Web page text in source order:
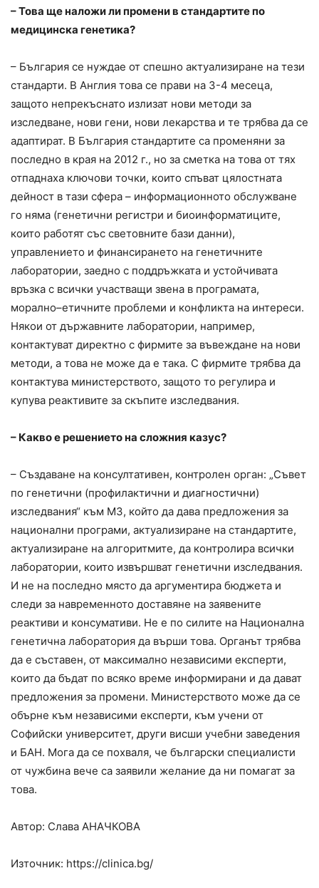
– Това ще наложи ли промени в стандартите по
медицинска генетика?
– България се нуждае от спешно актуализиране на тези
стандарти. В Англия това се прави на 3-4 месеца,
защото непрекъснато излизат нови методи за
изследване, нови гени, нови лекарства и те трябва да се
адаптират. В България стандартите са променяни за
последно в края на 2012 г., но за сметка на това от тях
отпаднаха ключови точки, които спъват цялостната
дейност в тази сфера – информационното обслужване
го няма (генетични регистри и биоинформатиците,
които работят със световните бази данни),
управлението и финансирането на генетичните
лаборатории, заедно с поддръжката и устойчивата
връзка с всички участващи звена в програмата,
морално–етичните проблеми и конфликта на интереси.
Някои от държавните лаборатории, например,
контактуват директно с фирмите за въвеждане на нови
методи, а това не може да е така. С фирмите трябва да
контактува министерството, защото то регулира и
купува реактивите за скъпите изследвания.
– Какво е решението на сложния казус?
– Създаване на консултативен, контролен орган: „Съвет
по генетични (профилактични и диагностични)
изследвания“ към МЗ, който да дава предложения за
национални програми, актуализиране на стандартите,
актуализиране на алгоритмите, да контролира всички
лаборатории, които извършват генетични изследвания.
И не на последно място да аргументира бюджета и
следи за навременното доставяне на заявените
реактиви и консумативи. Не е по силите на Национална
генетична лаборатория да върши това. Органът трябва
да е съставен, от максимално независими експерти,
които да бъдат по всяко време информирани и да дават
предложения за промени. Министерството може да се
обърне към независими експерти, към учени от
Софийски университет, други висши учебни заведения
и БАН. Мога да се похваля, че български специалисти
от чужбина вече са заявили желание да ни помагат за
това.
Автор: Слава АНАЧКОВА
Източник: https://clinica.bg/